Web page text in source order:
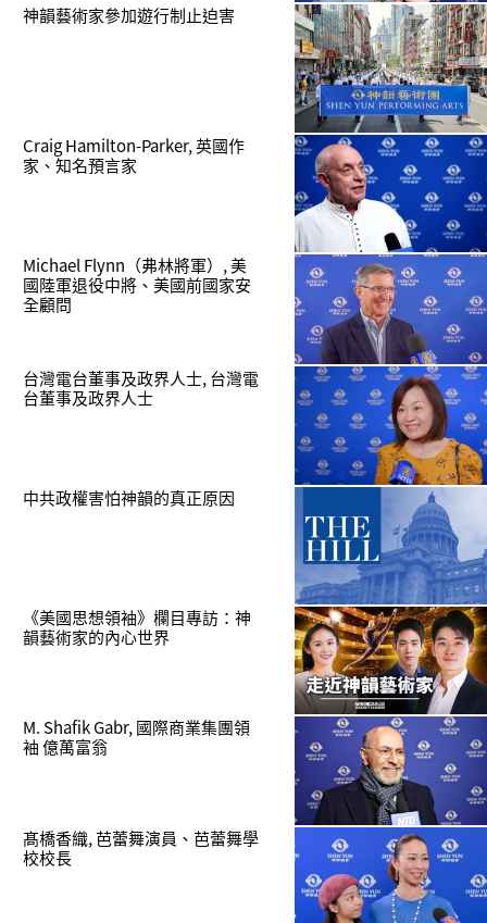
神韻藝術家參加遊行制止迫害
Craig Hamilton-Parker, 英國作
家、知名預言家
Michael Flynn（弗林將軍）, 美
國陸軍退役中將、美國前國家安
全顧問
台灣電台董事及政界人士, 台灣電
台董事及政界人士
中共政權害怕神韻的真正原因
《美國思想領袖》欄目專訪：神
韻藝術家的內心世界
M. Shafik Gabr, 國際商業集團領
袖 億萬富翁
髙橋香織, 芭蕾舞演員、芭蕾舞學
校校長